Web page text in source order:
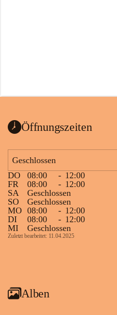
Öffnungszeiten
Geschlossen
DO
08:00 - 12:00
FR
08:00 - 12:00
SA
Geschlossen
SO
Geschlossen
MO 08:00 - 12:00
DI
08:00 - 12:00
MI
Geschlossen
Zuletzt bearbeitet: 11.04.2025
Alben